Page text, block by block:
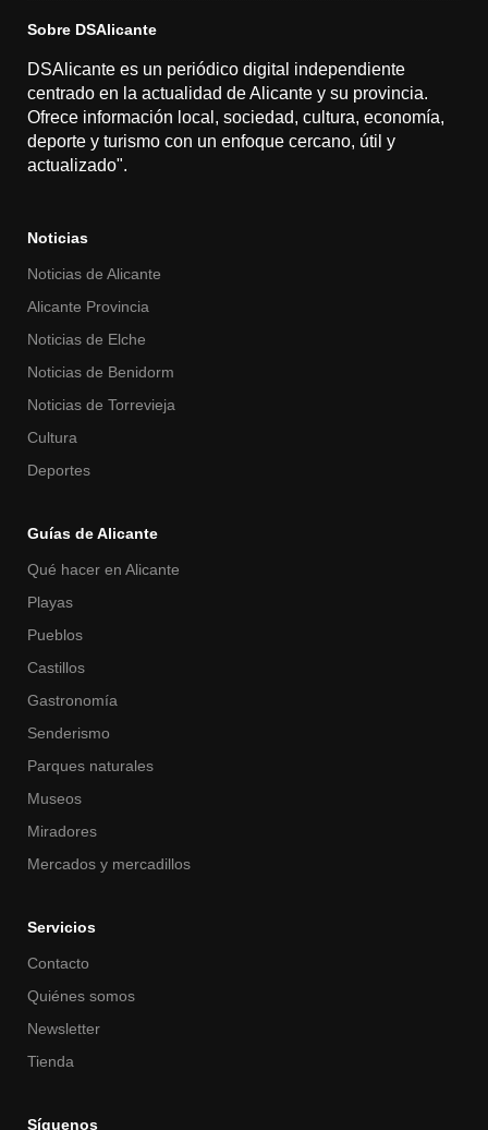
Sobre DSAlicante
DSAlicante es un periódico digital independiente
centrado en la actualidad de Alicante y su provincia.
Ofrece información local, sociedad, cultura, economía,
deporte y turismo con un enfoque cercano, útil y
actualizado".
Noticias
Noticias de Alicante
Alicante Provincia
Noticias de Elche
Noticias de Benidorm
Noticias de Torrevieja
Cultura
Deportes
Guías de Alicante
Qué hacer en Alicante
Playas
Pueblos
Castillos
Gastronomía
Senderismo
Parques naturales
Museos
Miradores
Mercados y mercadillos
Servicios
Contacto
Quiénes somos
Newsletter
Tienda
Síguenos